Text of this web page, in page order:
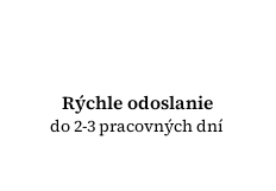
Rýchle odoslanie
do 2-3 pracovných dní